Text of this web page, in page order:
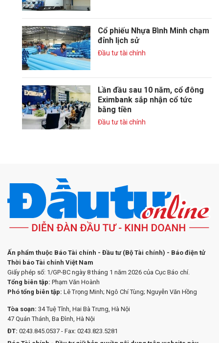
Cổ phiếu Nhựa Bình Minh chạm
đỉnh lịch sử
Đầu tư tài chính
Lần đầu sau 10 năm, cổ đông
Eximbank sắp nhận cổ tức
bằng tiền
Đầu tư tài chính
Ấn phẩm thuộc Báo Tài chính - Đầu tư (Bộ Tài chính) - Báo điện tử
Thời báo Tài chính Việt Nam
Giấy phép số: 1/GP-BC ngày 8 tháng 1 năm 2026 của Cục Báo chí.
Tổng biên tập: Phạm Văn Hoành
Phó tổng biên tập: Lê Trọng Minh; Ngô Chí Tùng; Nguyễn Văn Hồng
Tòa soạn: 34 Tuệ Tĩnh, Hai Bà Trưng, Hà Nội
47 Quán Thánh, Ba Đình, Hà Nội
ĐT: 0243.845.0537 - Fax: 0243.823.5281